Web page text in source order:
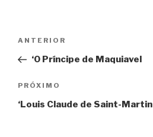
Post
Post
anterior
ANTERIOR
‘O Príncipe de Maquiavel
Próximo
post
PRÓXIMO
‘Louis Claude de Saint-Martin